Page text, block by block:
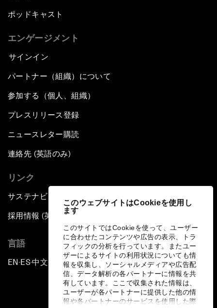
このウェブサイトはCookieを使用し
ます
このサイトではCookieを使って、ユーザー
に合わせたコンテンツや広告の表示、トラ
フィックの分析を行っています。またユー
ザーによるサイトの利用状況についても情
報を収集し、ソーシャルメディアや広告配
信、データ解析の各パートナーに情報を共
有しています。ここで収集された情報は、
ユーザーが各パートナーに提供した他の情
報や各パートナーのサービスを使用した際
ポッドキャスト
エンゲージメント
サインイン
パートナー（組織）について
参加する（個人、組織）
プレスリリース登録
ニュースレター購読
連絡先 (英語のみ)
リンク
サステナビリティへの取り組み
採用情報 (英語のみ)
言語
EN ▪ES▪中文▪ 日本語